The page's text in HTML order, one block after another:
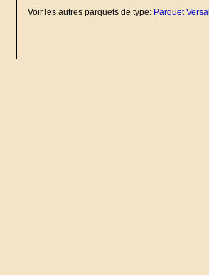
Voir les autres parquets de type: Parquet